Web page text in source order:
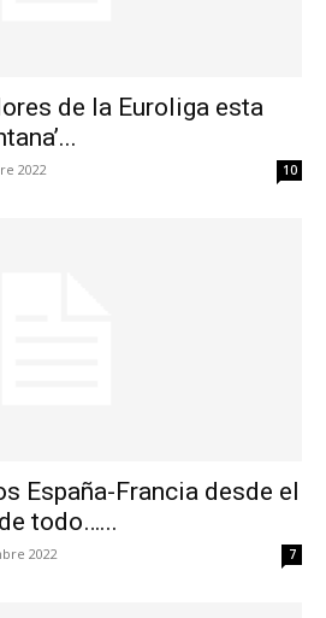
de la Euroliga esta
2022 10
España-Francia desde el
todo…...
2022 7